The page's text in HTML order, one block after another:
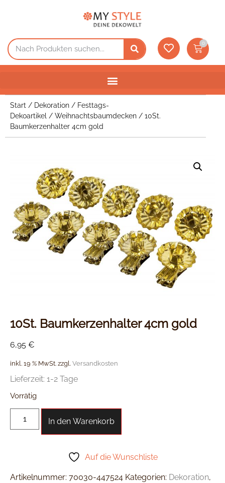
0
Start / Dekoration / Festtags-
Dekoartikel / Weihnachtsbaumdecken / 10St.
Baumkerzenhalter 4cm gold
10St. Baumkerzenhalter 4cm gold
6,95 €
inkl. 19 % MwSt. zzgl. Versandkosten
Lieferzeit: 1-2 Tage
Vorrätig
In den Warenkorb
Auf die Wunschliste
Artikelnummer: 70030-447524 Kategorien: Dekoration,